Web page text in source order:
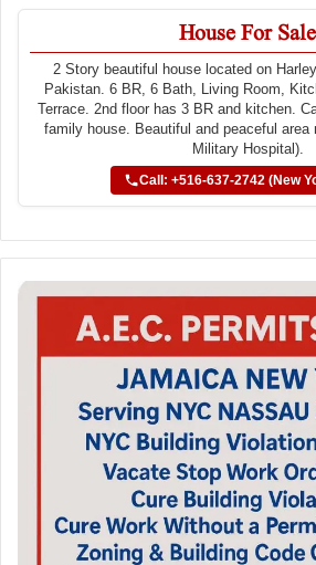
House For Sale
2 Story beautiful house located on
Pakistan. 6 BR, 6 Bath, Living Room,
Terrace. 2nd floor has 3 BR and kitchen.
family house. Beautiful and peaceful area
Military Hospital).
Call: +516-637-2742 (New